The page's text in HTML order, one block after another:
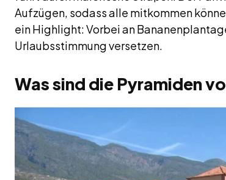
Aufzügen, sodass alle mitkommen
ein Highlight: Vorbei an
Urlaubsstimmung versetzen.
Was sind die Pyramiden